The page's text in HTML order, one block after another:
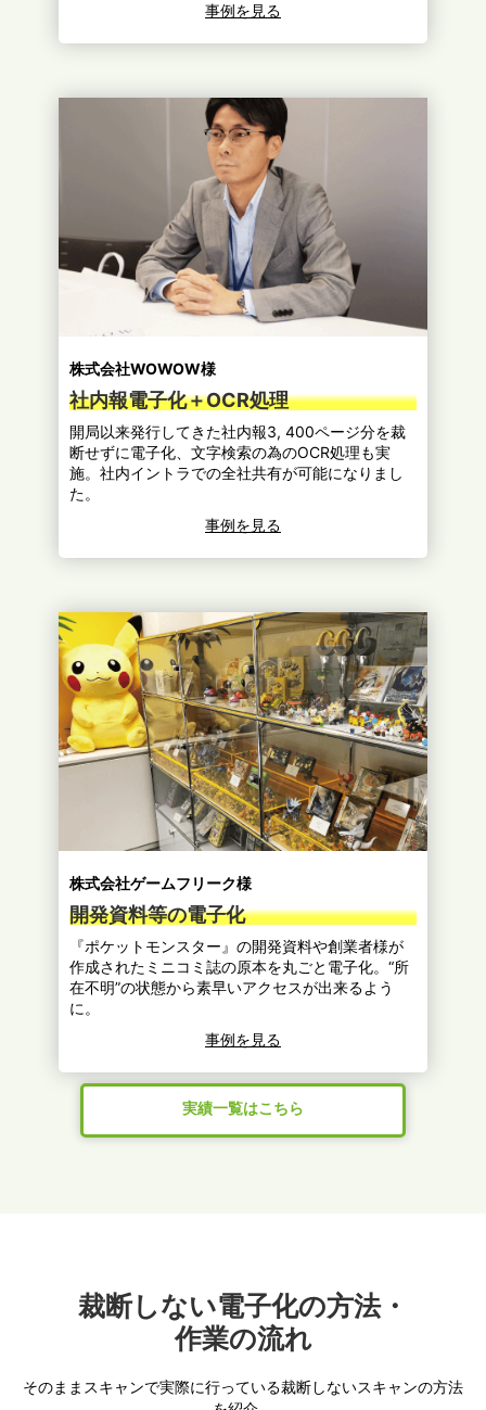
事例を見る
株式会社WOWOW様
社内報電子化＋OCR処理
開局以来発行してきた社内報3, 400ページ分を裁
断せずに電子化、文字検索の為のOCR処理も実
施。社内イントラでの全社共有が可能になりまし
た。
事例を見る
株式会社ゲームフリーク様
開発資料等の電子化
『ポケットモンスター』の開発資料や創業者様が
作成されたミニコミ誌の原本を丸ごと電子化。“所
在不明”の状態から素早いアクセスが出来るよう
に。
事例を見る
実績一覧はこちら
裁断しない電子化の方法・
作業の流れ
そのままスキャンで実際に行っている裁断しないスキャンの方法